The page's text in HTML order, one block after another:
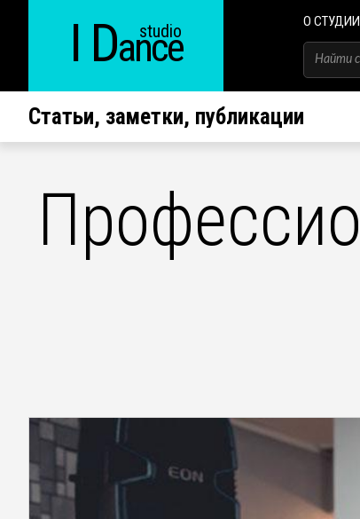
I Dance
studio О СТУДИИ
Статьи, заметки, публикации